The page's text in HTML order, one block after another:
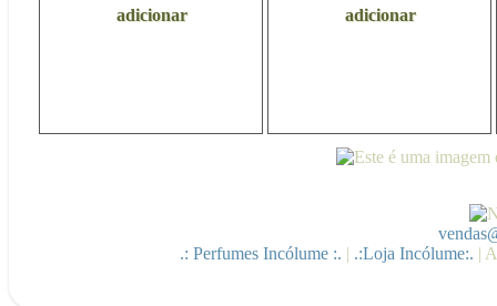
adicionar
adicionar
.: Perfumes Incólume :. | .:Loja Incólume:. |